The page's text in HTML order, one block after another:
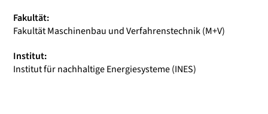
Fakultät:
Fakultät Maschinenbau und Verfahrenstechnik (M+V)
Institut:
Institut für nachhaltige Energiesysteme (INES)